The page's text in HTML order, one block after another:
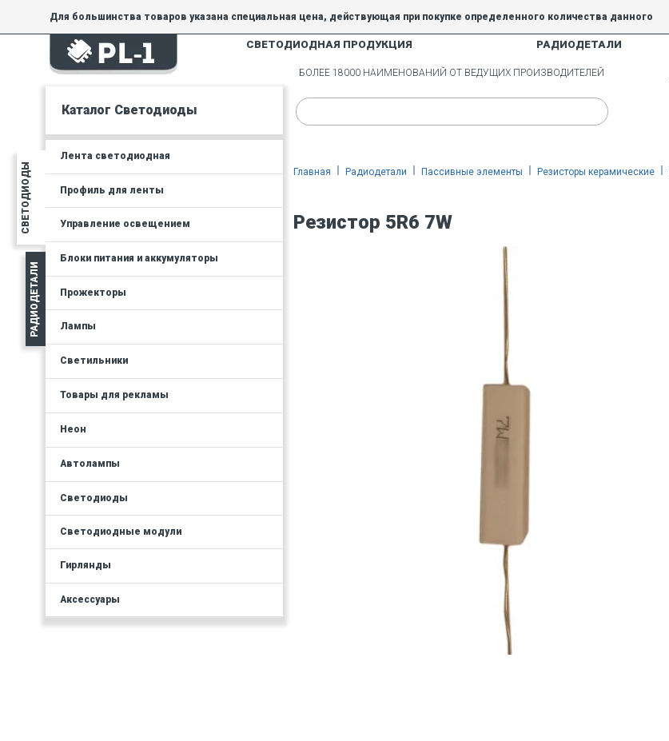
Для большинства товаров указана специальная цена, действующая при покупке определенного количества данного
товара.
На товары, купленные по специальной цене, общие скидки 5% и 10% не действуют.
СВЕТОДИОДНАЯ ПРОДУКЦИЯ РАДИОДЕТАЛИ
СВЕТОДИОДЫ
РАДИОДЕТАЛИ
Каталог Светодиоды
Лента светодиодная
Профиль для ленты
Управление освещением
Блоки питания и аккумуляторы
Прожекторы
Лампы
Светильники
Товары для рекламы
Неон
Автолампы
Светодиоды
Светодиодные модули
Гирлянды
Аксессуары
БОЛЕЕ 18000 НАИМЕНОВАНИЙ ОТ ВЕДУЩИХ ПРОИЗВОДИТЕЛЕЙ
Главная Радиодетали Пассивные элементы Резисторы керамические
Резистор 5R6 7W